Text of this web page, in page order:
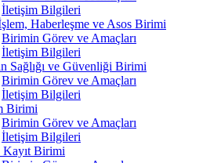
İletişim Bilgileri
Haberleşme ve Asos Birimi
Birimin Görev ve Amaçları
İletişim Bilgileri
Sağlığı ve Güvenliği Birimi
Birimin Görev ve Amaçları
İletişim Bilgileri
Birimi
Birimin Görev ve Amaçları
İletişim Bilgileri
Kayıt Birimi